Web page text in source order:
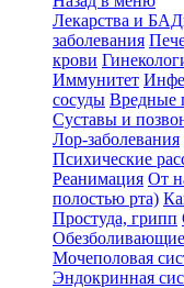
Лекарства и
заболевания
крови
Иммунитет
сосуды Вредные
Суставы и
Лор-заболевания
Психические
Реанимация От
полостью рта)
Простуда, грипп
Обезболивающие
Мочеполовая
Эндокринная